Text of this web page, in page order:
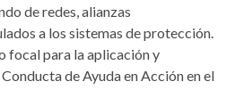
de redes, alianzas
a los sistemas de protección.
focal para la aplicación y
de Ayuda en Acción en el